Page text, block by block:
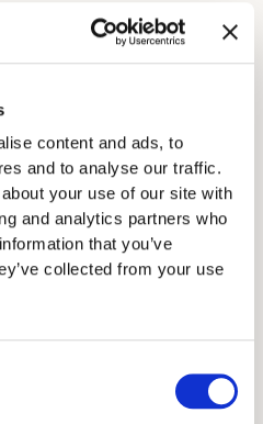
content and ads, to
and to analyse our traffic.
your use of our site with
and analytics partners who
that you’ve
collected from your use
krav er oppfylt.